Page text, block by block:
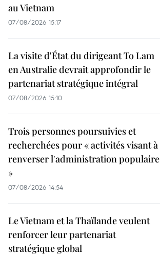
au Vietnam
07/08/2026 15:17
La visite d'État du dirigeant To Lam
en Australie devrait approfondir le
partenariat stratégique intégral
07/08/2026 15:10
Trois personnes poursuivies et
recherchées pour « activités visant à
renverser l'administration populaire
»
07/08/2026 14:54
Le Vietnam et la Thaïlande veulent
renforcer leur partenariat
stratégique global